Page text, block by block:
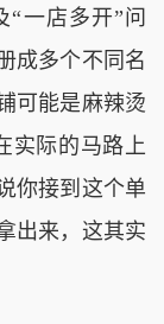
一店多开”问
成多个不同名
可能是麻辣烫
实际的马路上
你接到这个单
出来，这其实